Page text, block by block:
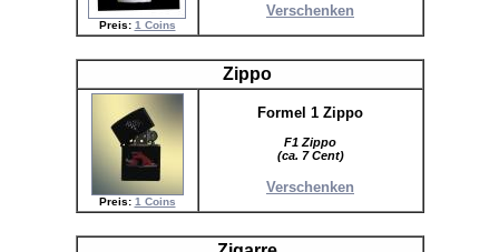
Preis: 1 Coins
Verschenken
Zippo
Preis: 1 Coins
Formel 1 Zippo
F1 Zippo
(ca. 7 Cent)
Verschenken